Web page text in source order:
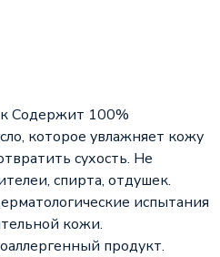
Содержит 100%
которое увлажняет кожу
сухость. Не
спирта, отдушек.
испытания
кожи.
продукт.